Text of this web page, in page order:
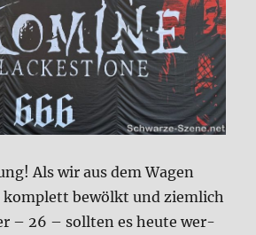
Als wir aus dem Wagen
kom­plett bewölkt und ziem­lich
– 26 – soll­ten es heu­te wer­